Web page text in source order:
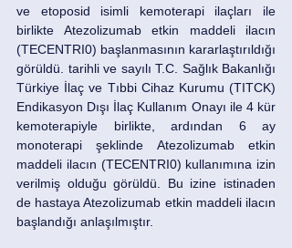
ve etoposid isimli kemoterapi ilaçları ile
birlikte Atezolizumab etkin maddeli ilacın
(TECENTRI0) başlanmasının kararlaştırıldığı
görüldü. tarihli ve sayılı T.C. Sağlık Bakanlığı
Türkiye İlaç ve Tıbbi Cihaz Kurumu (TITCK)
Endikasyon Dışı İlaç Kullanım Onayı ile 4 kür
kemoterapiyle birlikte, ardından 6 ay
monoterapi şeklinde Atezolizumab etkin
maddeli ilacın (TECENTRI0) kullanımına izin
verilmiş olduğu görüldü. Bu izine istinaden
de hastaya Atezolizumab etkin maddeli ilacın
başlandığı anlaşılmıştır.